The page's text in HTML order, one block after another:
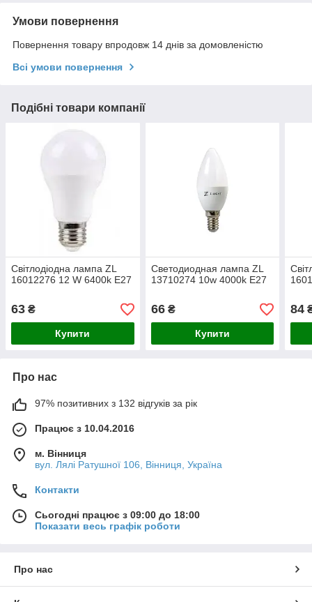
Умови повернення
Повернення товару впродовж 14 днів за домовленістю
Всі умови повернення
Подібні товари компанії
Світлодіодна лампа ZL
16012276 12 W 6400k E27
63 ₴
Купити
Светодиодная лампа ZL
13710274 10w 4000k Е27
66₴
Купити
84
Про нас
97% позитивних з 132 відгуків за рік
Працює з 10.04.2016
м. Вінниця
вул. Лялі Ратушної 106, Вінниця, Україна
Контакти
Сьогодні працює з 09:00 до 18:00
Показати весь графік роботи
Про нас